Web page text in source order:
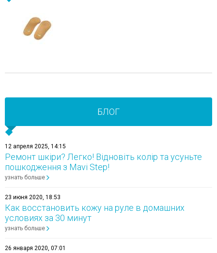
БЛОГ
12 апреля 2025, 14:15
Ремонт шкіри? Легко! Відновіть колір та усуньте
пошкодження з Mavi Step!
узнать больше
23 июня 2020, 18:53
Как восстановить кожу на руле в домашних
условиях за 30 минут
узнать больше
26 января 2020, 07:01